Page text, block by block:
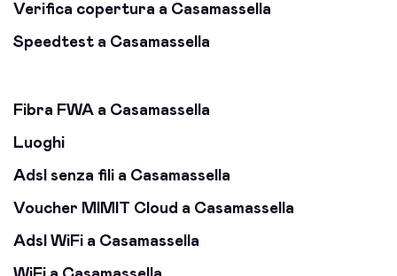
Verifica copertura a Casamassella
Speedtest a Casamassella
Fibra FWA a Casamassella
Luoghi
Adsl senza fili a Casamassella
Voucher MIMIT Cloud a Casamassella
Adsl WiFi a Casamassella